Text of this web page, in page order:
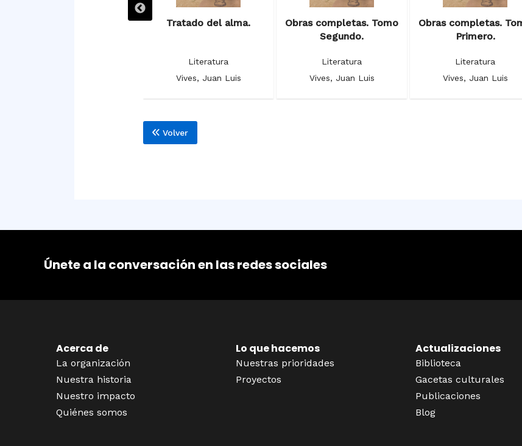
Tratado del socorro de los
Tratado del alma.
Literatura
Vives, Juan Luis
Obras completas. Tomo
Segundo.
Literatura
Vives, Juan Luis
Obras completas.
Primero.
Literatura
Vives, Juan Luis
Volver
Únete a la conversación en las redes sociales
Acerca de
La organización
Nuestra historia
Nuestro impacto
Quiénes somos
Lo que hacemos
Nuestras prioridades
Proyectos
Actualizaciones
Biblioteca
Gacetas culturales
Publicaciones
Blog